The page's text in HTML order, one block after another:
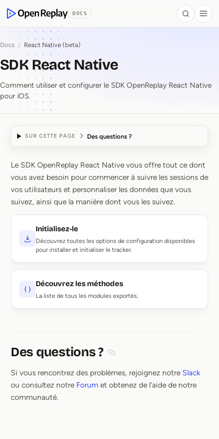
OpenReplay
DOCS Search
Docs / React Native (beta)
SDK React Native
Comment utiliser et configurer le SDK OpenReplay React Native
pour iOS.
SUR CETTE PAGE Des questions ?
SDK React Native
Le SDK OpenReplay React Native vous offre tout ce dont
vous avez besoin pour commencer à suivre les sessions de
vos utilisateurs et personnaliser les données que vous
suivez, ainsi que la manière dont vous les suivez.
Initialisez-le
Découvrez toutes les options de configuration disponibles
pour installer et initialiser le tracker.
Découvrez les méthodes
La liste de tous les modules exportés.
Des questions ?
Si vous rencontrez des problèmes, rejoignez notre Slack
ou consultez notre Forum et obtenez de l’aide de notre
communauté.